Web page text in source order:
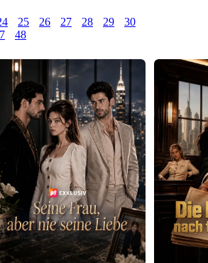
25 26 27 28 29
30
48